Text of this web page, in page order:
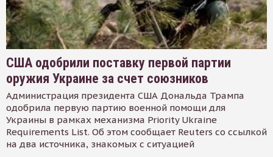
США одобрили поставку первой партии
оружия Украине за счет союзников
Администрация президента США Дональда Трампа
одобрила первую партию военной помощи для
Украины в рамках механизма Priority Ukraine
Requirements List. Об этом сообщает Reuters со ссылкой
на два источника, знакомых с ситуацией